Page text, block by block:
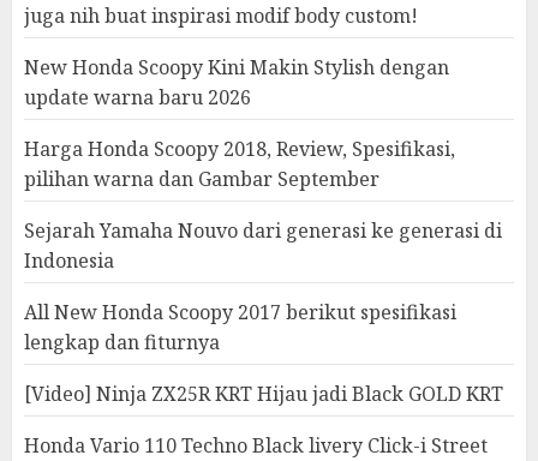
juga nih buat inspirasi modif body custom!
New Honda Scoopy Kini Makin Stylish dengan
update warna baru 2026
Harga Honda Scoopy 2018, Review, Spesifikasi,
pilihan warna dan Gambar September
Sejarah Yamaha Nouvo dari generasi ke generasi di
Indonesia
All New Honda Scoopy 2017 berikut spesifikasi
lengkap dan fiturnya
[Video] Ninja ZX25R KRT Hijau jadi Black GOLD KRT
Honda Vario 110 Techno Black livery Click-i Street